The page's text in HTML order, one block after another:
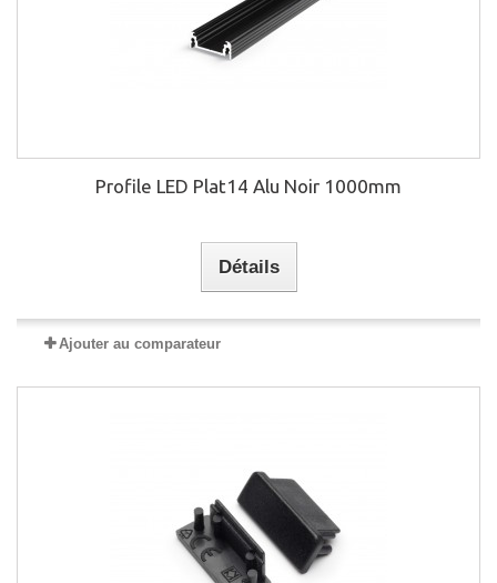
Profile LED Plat14 Alu Noir 1000mm
Détails
Ajouter au comparateur